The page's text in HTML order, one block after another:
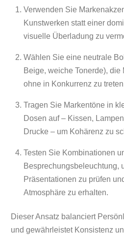
Verwenden Sie
Kunstwerken statt einer
visuelle Überladung zu
Wählen Sie eine neutrale
Beige, weiche Tonerde), die
ohne in Konkurrenz zu
Tragen Sie Markentöne in
Dosen auf – Kissen,
Drucke – um Kohärenz zu
Testen Sie Kombinationen
Besprechungsbeleuchtung,
Präsentationen zu prüfen
Atmosphäre zu erhalten.
Dieser Ansatz balanciert
und gewährleistet Konsistenz